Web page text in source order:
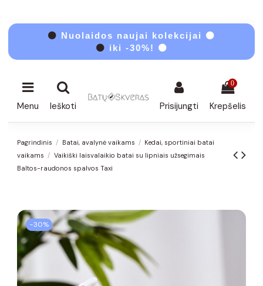
⚫ Nuolaidos naujai kolekcijai ⚫
⚫ iki -30%! ⚫
Menu Ieškoti Prisijungti
0
Krepšelis
Pagrindinis Batai, avalynė vaikams
Kedai, sportiniai batai
vaikams
Vaikiški laisvalaikio batai su lipniais užsegimais
Baltos-raudonos spalvos Taxi
−30%